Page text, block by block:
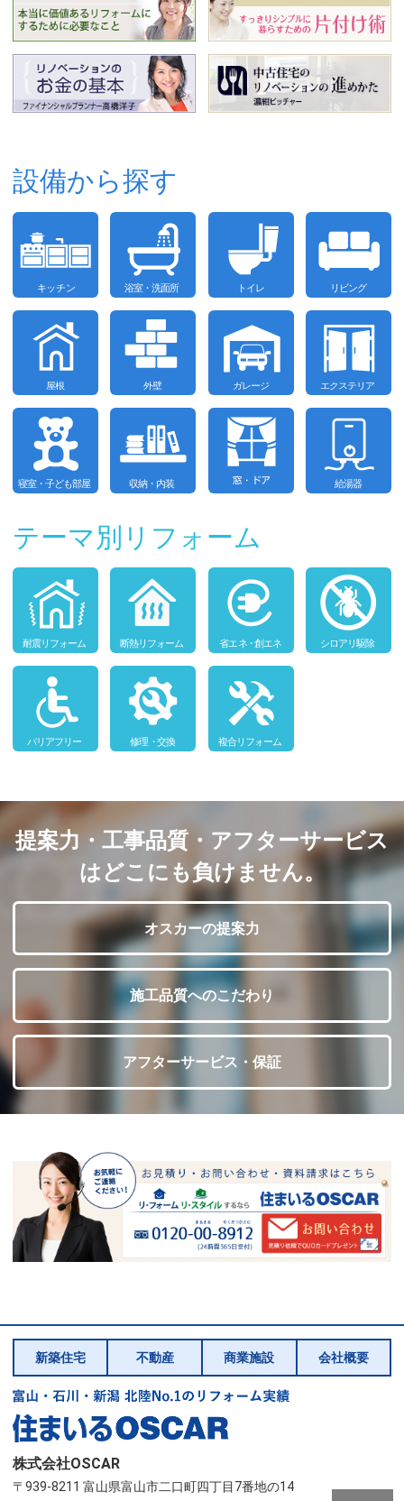
設備から探す
テーマ別リフォーム
提案力・工事品質・アフターサービス
はどこにも負けません。
オスカーの提案力
施工品質へのこだわり
アフターサービス・保証
新築住宅 不動産 商業施設 会社概要
株式会社OSCAR
〒939-8211 富山県富山市二口町四丁目7番地の14